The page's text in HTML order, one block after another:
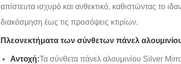
απίστευτα ισχυρό και ανθεκτικό, καθιστώντας το
διακόσμηση έως τις προσόψεις κτιρίων.
Πλεονεκτήματα των σύνθετων πάνελ
Αντοχή:Τα σύνθετα πάνελ αλουμινίου Silver Mirror